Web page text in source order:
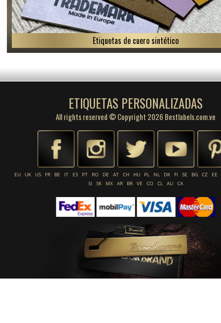
Etiquetas de cuero sintético
ETIQUETAS PERSONALIZADAS
All rights reserved © Copyright 2026 Bestlabels.com.ve
EU UK US FR BE IT ES PT RO DE AT CH HU PL NL DK FI SE BG CZ
EE
SI
SK MX AR BR VE CO CL AU CA